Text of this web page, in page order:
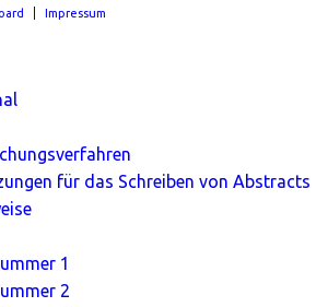
Impressum
für das Schreiben von Abstracts
1
2